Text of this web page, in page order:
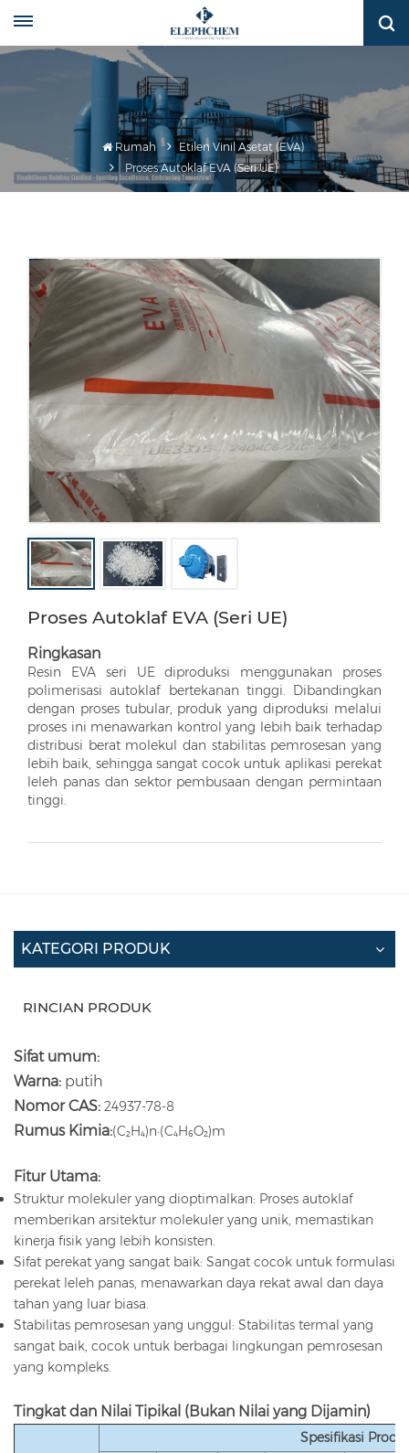
Rumah
Etilen Vinil Asetat (EVA)
Proses Autoklaf EVA (Seri UE)
Proses Autoklaf EVA (Seri UE)
Ringkasan
Resin EVA seri UE diproduksi menggunakan proses
polimerisasi autoklaf bertekanan tinggi. Dibandingkan
dengan proses tubular, produk yang diproduksi melalui
proses ini menawarkan kontrol yang lebih baik terhadap
distribusi berat molekul dan stabilitas pemrosesan yang
lebih baik, sehingga sangat cocok untuk aplikasi perekat
leleh panas dan sektor pembusaan dengan permintaan
tinggi.
KATEGORI PRODUK
RINCIAN PRODUK
Sifat umum:
Warna: putih
Nomor CAS: 24937-78-8
Rumus Kimia:(C₂H₄)n·(C₄H₆O₂)m
Fitur Utama:
Struktur molekuler yang dioptimalkan: Proses autoklaf
memberikan arsitektur molekuler yang unik, memastikan
kinerja fisik yang lebih konsisten.
Sifat perekat yang sangat baik: Sangat cocok untuk formulasi
perekat leleh panas, menawarkan daya rekat awal dan daya
tahan yang luar biasa.
Stabilitas pemrosesan yang unggul: Stabilitas termal yang
sangat baik, cocok untuk berbagai lingkungan pemrosesan
yang kompleks.
Tingkat dan Nilai Tipikal (Bukan Nilai yang Dijamin)
Spesifikasi